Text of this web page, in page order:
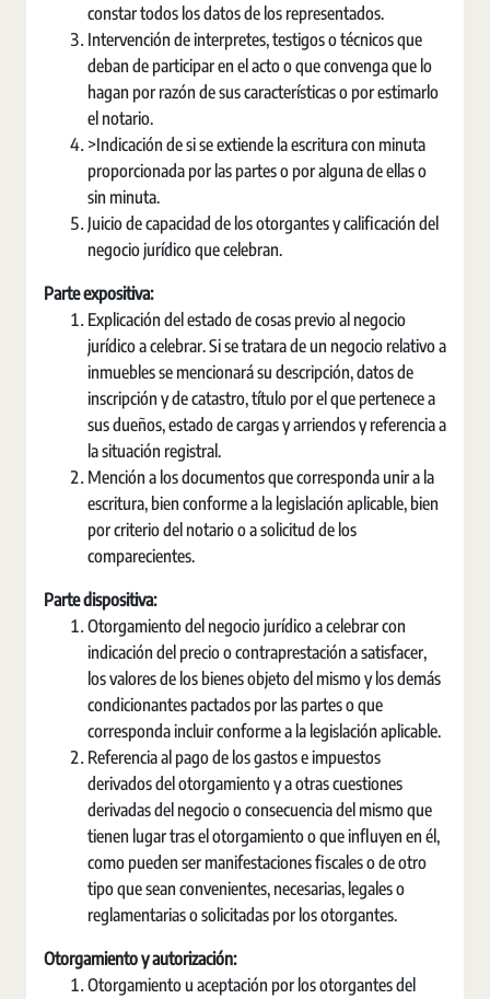
constar todos los datos de los representados.
Intervención de interpretes, testigos o técnicos que
deban de participar en el acto o que convenga que lo
hagan por razón de sus características o por estimarlo
el notario.
>Indicación de si se extiende la escritura con minuta
proporcionada por las partes o por alguna de ellas o
sin minuta.
Juicio de capacidad de los otorgantes y calificación del
negocio jurídico que celebran.
Parte expositiva:
Explicación del estado de cosas previo al negocio
jurídico a celebrar. Si se tratara de un negocio relativo a
inmuebles se mencionará su descripción, datos de
inscripción y de catastro, título por el que pertenece a
sus dueños, estado de cargas y arriendos y referencia a
la situación registral.
Mención a los documentos que corresponda unir a la
escritura, bien conforme a la legislación aplicable, bien
por criterio del notario o a solicitud de los
comparecientes.
Parte dispositiva:
Otorgamiento del negocio jurídico a celebrar con
indicación del precio o contraprestación a satisfacer,
los valores de los bienes objeto del mismo y los demás
condicionantes pactados por las partes o que
corresponda incluir conforme a la legislación aplicable.
Referencia al pago de los gastos e impuestos
derivados del otorgamiento y a otras cuestiones
derivadas del negocio o consecuencia del mismo que
tienen lugar tras el otorgamiento o que influyen en él,
como pueden ser manifestaciones fiscales o de otro
tipo que sean convenientes, necesarias, legales o
reglamentarias o solicitadas por los otorgantes.
Otorgamiento y autorización:
Otorgamiento u aceptación por los otorgantes del